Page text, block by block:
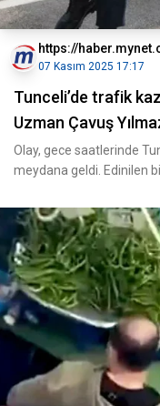
https://
07 Kasım 2025 17:17
Tunceli’de trafik
Uzman Çavuş
Olay, gece saatlerinde
meydana geldi. Edinilen